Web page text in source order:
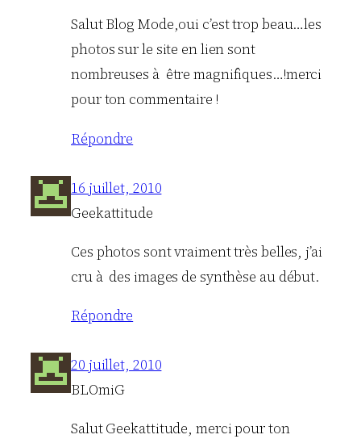
Salut Blog Mode,oui c’est trop beau…les
photos sur le site en lien sont
nombreuses à être magnifiques…!merci
pour ton commentaire !
Répondre
16 juillet, 2010
Geekattitude
Ces photos sont vraiment très belles, j’ai
cru à des images de synthèse au début.
Répondre
20 juillet, 2010
BLOmiG
Salut Geekattitude, merci pour ton